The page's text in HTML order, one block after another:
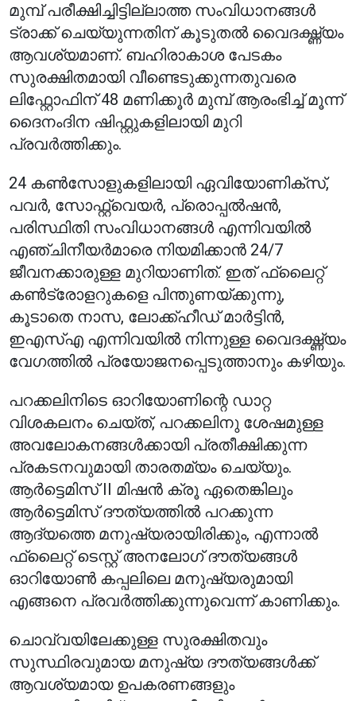
മുമ്പ് പരീക്ഷിച്ചിട്ടില്ലാത്ത സംവിധാനങ്ങൾ
ട്രാക്ക് ചെയ്യുന്നതിന് കൂടുതൽ വൈദഗ്ദ്ധ്യം
ആവശ്യമാണ്. ബഹിരാകാശ പേടകം
സുരക്ഷിതമായി വീണ്ടെടുക്കുന്നതുവരെ
ലിഫ്റ്റോഫിന് 48 മണിക്കൂർ മുമ്പ് ആരംഭിച്ച് മൂന്ന്
ദൈനംദിന ഷിഫ്റ്റുകളിലായി മുറി
പ്രവർത്തിക്കും.
24 കൺസോളുകളിലായി ഏവിയോണിക്‌സ്,
പവർ, സോഫ്റ്റ്‌വെയർ, പ്രൊപ്പൽഷൻ,
പരിസ്ഥിതി സംവിധാനങ്ങൾ എന്നിവയിൽ
എഞ്ചിനീയർമാരെ നിയമിക്കാൻ 24/7
ജീവനക്കാരുള്ള മുറിയാണിത്. ഇത് ഫ്ലൈറ്റ്
കൺട്രോളറുകളെ പിന്തുണയ്ക്കുന്നു,
കൂടാതെ നാസ, ലോക്ക്ഹീഡ് മാർട്ടിൻ,
ഇഎസ്‌എ എന്നിവയിൽ നിന്നുള്ള വൈദഗ്ദ്ധ്യം
വേഗത്തിൽ പ്രയോജനപ്പെടുത്താനും കഴിയും.
പറക്കലിനിടെ ഓറിയോണിന്റെ ഡാറ്റ
വിശകലനം ചെയ്ത്, പറക്കലിനു ശേഷമുള്ള
അവലോകനങ്ങൾക്കായി പ്രതീക്ഷിക്കുന്ന
പ്രകടനവുമായി താരതമ്യം ചെയ്യും.
ആർട്ടെമിസ് II മിഷൻ ക്രൂ ഏതെങ്കിലും
ആർട്ടെമിസ് ദൗത്യത്തിൽ പറക്കുന്ന
ആദ്യത്തെ മനുഷ്യരായിരിക്കും, എന്നാൽ
ഫ്ലൈറ്റ് ടെസ്റ്റ് അനലോഗ് ദൗത്യങ്ങൾ
ഓറിയോൺ കപ്പലിലെ മനുഷ്യരുമായി
എങ്ങനെ പ്രവർത്തിക്കുന്നുവെന്ന് കാണിക്കും.
ചൊവ്വയിലേക്കുള്ള സുരക്ഷിതവും
സുസ്ഥിരവുമായ മനുഷ്യ ദൗത്യങ്ങൾക്ക്
ആവശ്യമായ ഉപകരണങ്ങളും